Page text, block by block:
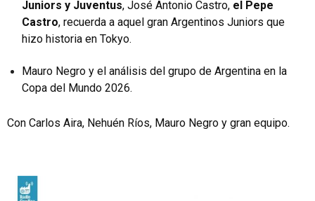
Juniors y Juventus, José Antonio Castro, el Pepe
Castro, recuerda a aquel gran Argentinos Juniors que
hizo historia en Tokyo.
Mauro Negro y el análisis del grupo de Argentina en la
Copa del Mundo 2026.
Con Carlos Aira, Nehuén Ríos, Mauro Negro y gran equipo.